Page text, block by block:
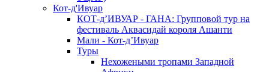
Кот-д'Ивуар
КОТ-д’ИВУАР - ГАНА: Групповой тур на
фестиваль Аквасидай короля Ашанти
Мали - Кот-д’Ивуар
Туры
Нехожеными тропами Западной